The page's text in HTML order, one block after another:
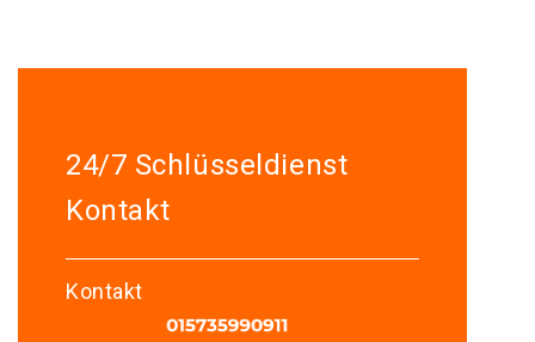
24/7 Schlüsseldienst
Kontakt
Kontakt